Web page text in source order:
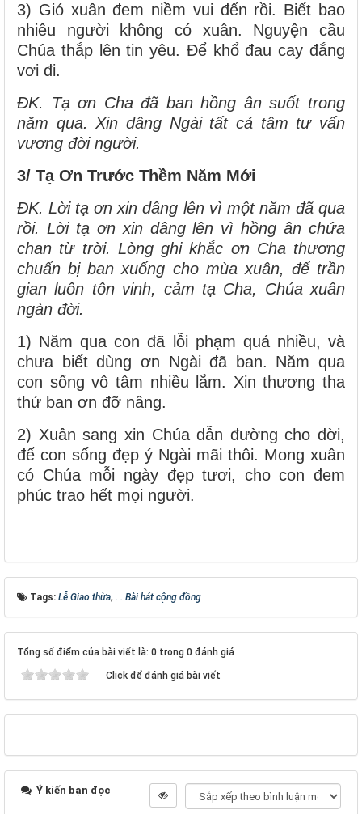
3) Gió xuân đem niềm vui đến rồi. Biết bao
nhiêu người không có xuân. Nguyện cầu
Chúa thắp lên tin yêu. Để khổ đau cay đắng
vơi đi.
ĐK. Tạ ơn Cha đã ban hồng ân suốt trong
năm qua. Xin dâng Ngài tất cả tâm tư vấn
vương đời người.
3/ Tạ Ơn Trước Thềm Năm Mới
ĐK. Lời tạ ơn xin dâng lên vì một năm đã qua
rồi. Lời tạ ơn xin dâng lên vì hồng ân chứa
chan từ trời. Lòng ghi khắc ơn Cha thương
chuẩn bị ban xuống cho mùa xuân, để trần
gian luôn tôn vinh, cảm tạ Cha, Chúa xuân
ngàn đời.
1) Năm qua con đã lỗi phạm quá nhiều, và
chưa biết dùng ơn Ngài đã ban. Năm qua
con sống vô tâm nhiều lắm. Xin thương tha
thứ ban ơn đỡ nâng.
2) Xuân sang xin Chúa dẫn đường cho đời,
để con sống đẹp ý Ngài mãi thôi. Mong xuân
có Chúa mỗi ngày đẹp tươi, cho con đem
phúc trao hết mọi người.
Tags: Lễ Giao thừa, . . Bài hát cộng đồng
Tổng số điểm của bài viết là: 0 trong 0 đánh giá
Click để đánh giá bài viết
Ý kiến bạn đọc